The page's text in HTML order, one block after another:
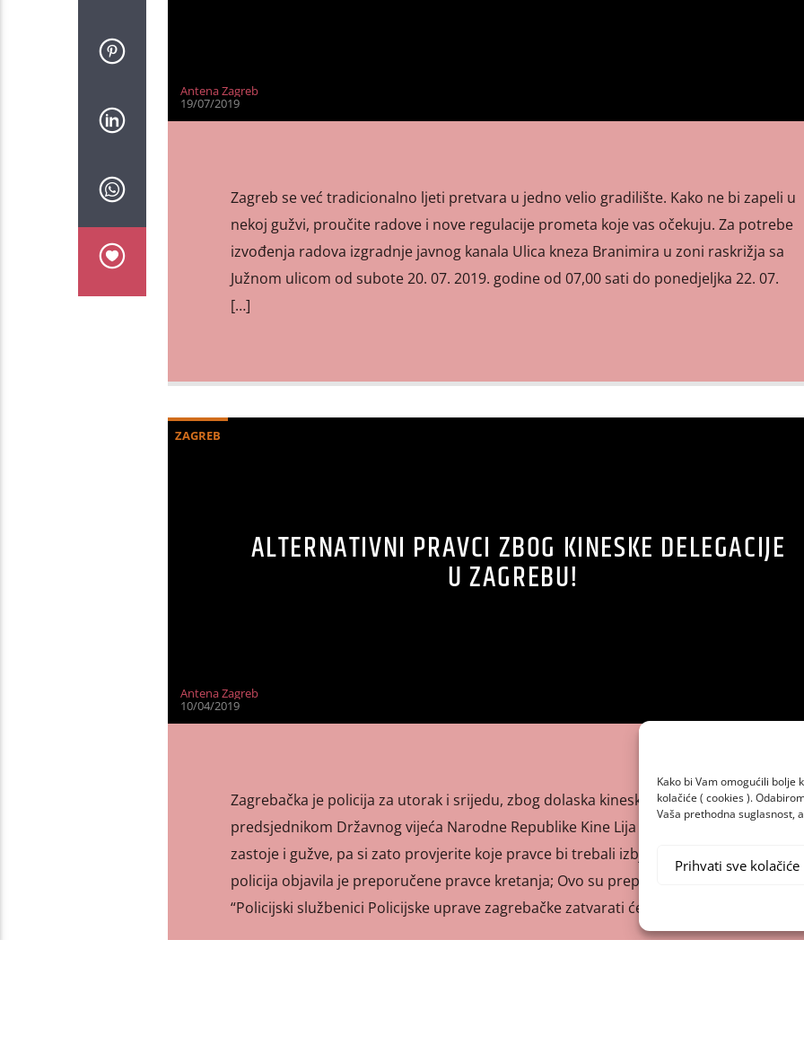
Kako bi Vam omogućili bolje
kolačiće ( cookies ).
Vaša prethodna suglasnost,
Prihvati sve kolačiće
Antena Zagreb
19/07/2019
Zagreb se već tradicionalno ljeti pretvara u jedno velio gradilište. Kako ne bi zapeli u
nekoj gužvi, proučite radove i nove regulacije prometa koje vas očekuju. Za potrebe
izvođenja radova izgradnje javnog kanala Ulica kneza Branimira u zoni raskrižja sa
Južnom ulicom od subote 20. 07. 2019. godine od 07,00 sati do ponedjeljka 22. 07.
[…]
ZAGREB
ALTERNATIVNI PRAVCI ZBOG KINESKE DELEGACIJE
U ZAGREBU!
Antena Zagreb
10/04/2019
Zagrebačka je policija za utorak i srijedu, zbog dolaska kineske delegacije prevođene
predsjednikom Državnog vijeća Narodne Republike Kine Lija Keqianga, najavila
zastoje i gužve, pa si zato provjerite koje pravce bi trebali izbjegavati! Zagrebačka
policija objavila je preporučene pravce kretanja; Ovo su preporučeni pravci kretanja
“Policijski službenici Policijske uprave zagrebačke zatvarati će promet u što […]